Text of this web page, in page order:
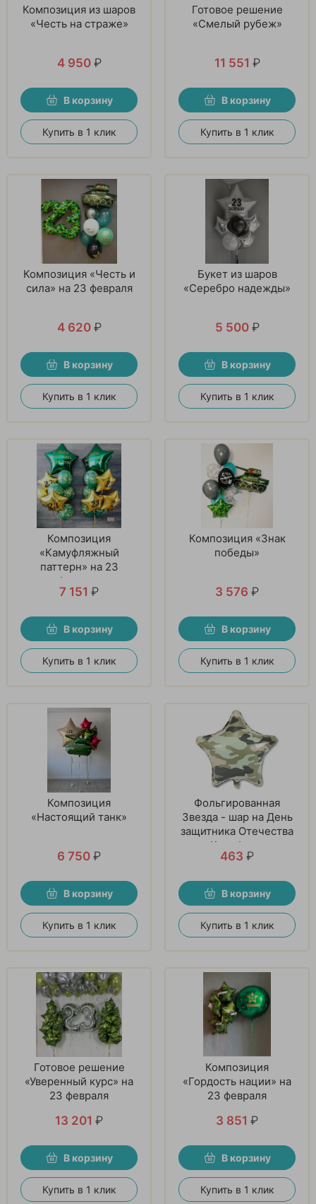
Композиция из шаров
«Честь на страже»
4 950 ₽
В корзину
Купить в 1 клик
Готовое решение
«Смелый рубеж»
11 551 ₽
В корзину
Купить в 1 клик
Композиция «Честь и
сила» на 23 февраля
4 620 ₽
В корзину
Купить в 1 клик
Букет из шаров
«Серебро надежды»
5 500 ₽
В корзину
Купить в 1 клик
Композиция
«Камуфляжный
паттерн» на 23
февраля
7 151 ₽
В корзину
Купить в 1 клик
Композиция «Знак
победы»
3 576 ₽
В корзину
Купить в 1 клик
Композиция
«Настоящий танк»
6 750 ₽
В корзину
Купить в 1 клик
Фольгированная
Звезда - шар на День
защитника Отечества
Камуфляж
463 ₽
В корзину
Купить в 1 клик
Готовое решение
«Уверенный курс» на
23 февраля
13 201 ₽
В корзину
Купить в 1 клик
Композиция
«Гордость нации» на
23 февраля
3 851 ₽
В корзину
Купить в 1 клик